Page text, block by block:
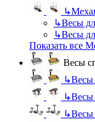
↳
↳Весы
↳Весы
Показать все
Весы
↳Весы
↳Весы
↳Весы